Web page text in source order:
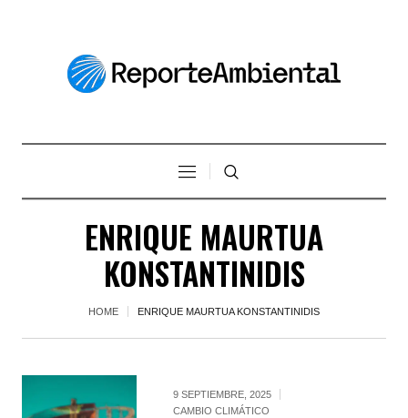
ENRIQUE MAURTUA
KONSTANTINIDIS
HOME ENRIQUE MAURTUA KONSTANTINIDIS
9 SEPTIEMBRE, 2025
CAMBIO CLIMÁTICO